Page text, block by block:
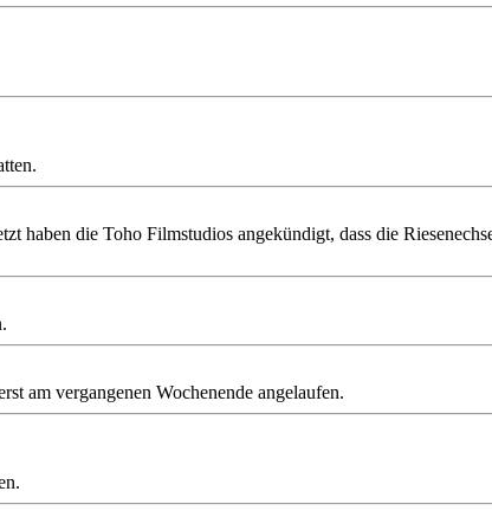
haben die Toho Filmstudios angekündigt, dass die
am vergangenen Wochenende angelaufen.